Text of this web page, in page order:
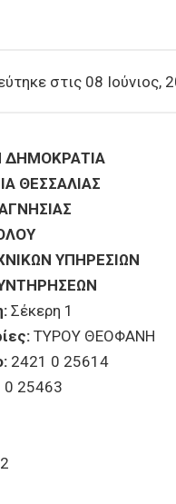
στις 08 Ιούνιος,
ΔΗΜΟΚΡΑΤΙΑ
ΘΕΣΣΑΛΙΑΣ
ΥΠΗΡΕΣΙΩΝ
Σέκερη 1
ΤΥΡΟΥ ΘΕΟΦΑΝΗ
2421 0 25614
0 25463